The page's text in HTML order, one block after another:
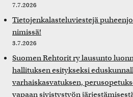
7.7.2026
Tietojenkalasteluviestejä
nimissä!
3.7.2026
Suomen Rehtorit ry lausunto
hallituksen esitykseksi
varhaiskasvatuksen,
vapaan sivistystyön